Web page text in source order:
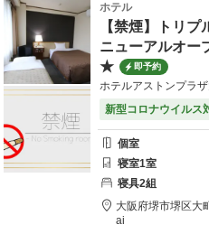
ホテル
【禁煙】トリ
ニューアルオー
★
即予約
ホテルアストンプラ
新型コロナウイルス
個室
寝室1室
寝具2組
大阪府堺市堺区大
ai